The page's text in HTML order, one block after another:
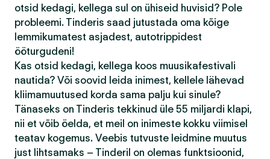
otsid kedagi, kellega sul on ühiseid huvisid? Pole
probleemi. Tinderis saad jutustada oma kõige
lemmikumatest asjadest, autotrippidest
ööturgudeni!
Kas otsid kedagi, kellega koos muusikafestivali
nautida? Või soovid leida inimest, kellele lähevad
kliimamuutused korda sama palju kui sinule?
Tänaseks on Tinderis tekkinud üle 55 miljardi klapi,
nii et võib öelda, et meil on inimeste kokku viimisel
teatav kogemus. Veebis tutvuste leidmine muutus
just lihtsamaks – Tinderil on olemas funktsioonid,